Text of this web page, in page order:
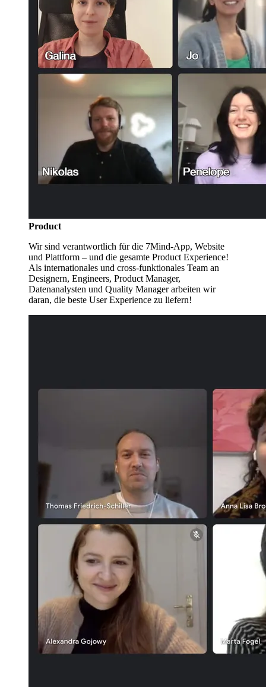
Product
Wir sind verantwortlich für die 7Mind-App, Website
und Plattform – und die gesamte Product Experience!
Als internationales und cross-funktionales Team an
Designern, Engineers, Product Manager,
Datenanalysten und Quality Manager arbeiten wir
daran, die beste User Experience zu liefern!